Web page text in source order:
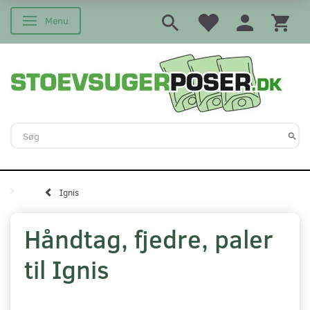
Skifte navigation
Menu
Ignis
Håndtag, fjedre, paler
til Ignis